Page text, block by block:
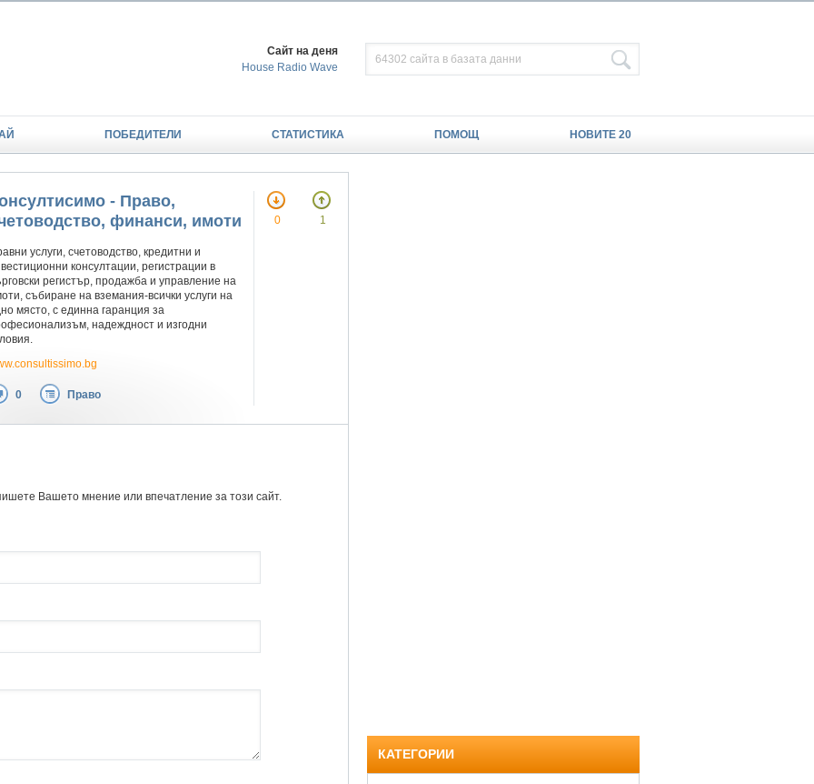
Сайт на деня
House Radio Wave
ПОБЕДИТЕЛИ СТАТИСТИКА ПОМОЩ НОВИТЕ 20
- Право,
финанси, имоти
услуги, счетоводство, кредитни и
консултации, регистрации в
регистър, продажба и управление на
събиране на вземания-всички услуги на
място, с единна гаранция за
надеждност и изгодни
0 Право
0 1
Вашето мнение или впечатление за този сайт.
КАТЕГОРИИ